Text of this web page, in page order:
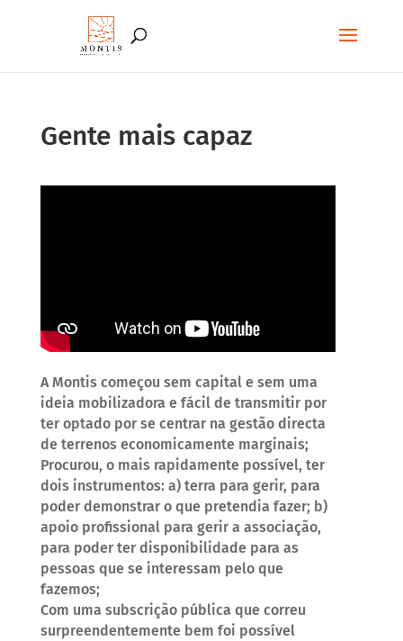
Gente mais capaz
A Montis começou sem capital e sem uma
ideia mobilizadora e fácil de transmitir por
ter optado por se centrar na gestão directa
de terrenos economicamente marginais;
Procurou, o mais rapidamente possível, ter
dois instrumentos: a) terra para gerir, para
poder demonstrar o que pretendia fazer; b)
apoio profissional para gerir a associação,
para poder ter disponibilidade para as
pessoas que se interessam pelo que
fazemos;
Com uma subscrição pública que correu
surpreendentemente bem foi possível